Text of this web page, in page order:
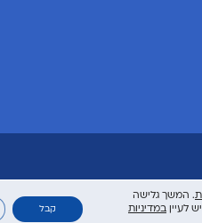
. המשך גלישה
במדיניות
קבל